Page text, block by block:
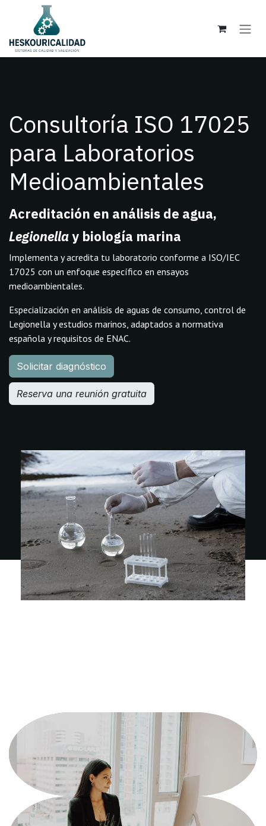
Ir al contenido
Consultoría ISO 17025
para Laboratorios
Medioambientales
Acreditación en análisis de agua,
Legionellay biología marina
Implementa y acredita tu laboratorio conforme a ISO/IEC
17025 con un enfoque específico en ensayos
medioambientales.
Especialización en análisis de aguas de consumo, control de
Legionella y estudios marinos, adaptados a normativa
española y requisitos de ENAC.
Solicitar diagnóstico
Reserva una reunión gratuita